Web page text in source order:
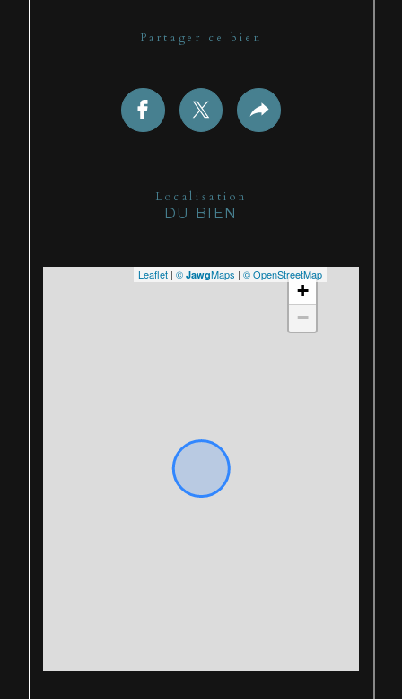
Partager ce bien
Localisation
DU BIEN
+
−
Leaflet | © JawgMaps | © OpenStreetMap